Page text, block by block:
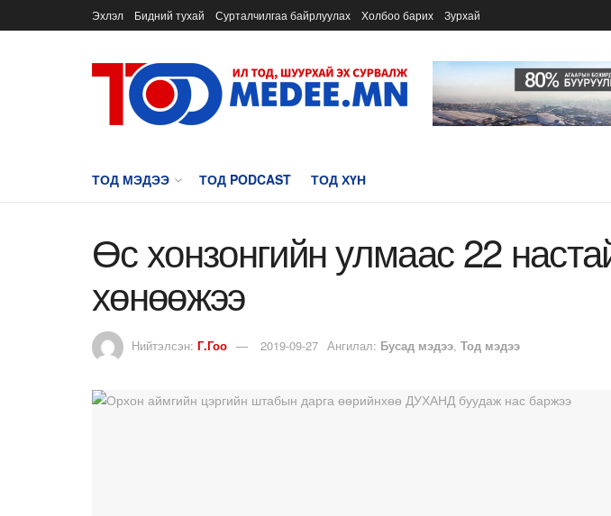
Эхлэл Бидний тухай Сурталчилгаа байрлуулах Холбоо барих Зурхай
ТОД МЭДЭЭ ТОД PODCAST ТОД ХҮН
Өс хонзонгийн улмаас 22
хөнөөжээ
Нийтэлсэн: Г.Гоо 2019-09-27 Ангилал: Бусад мэдээ, Тод мэдээ